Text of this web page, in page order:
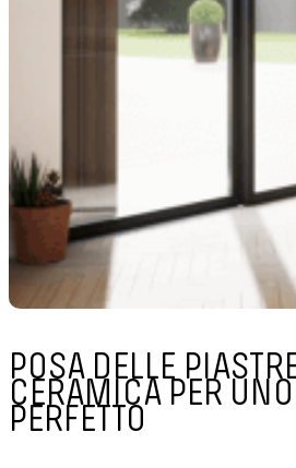
POSA DELLE
CERAMICA PER
PERFETTO